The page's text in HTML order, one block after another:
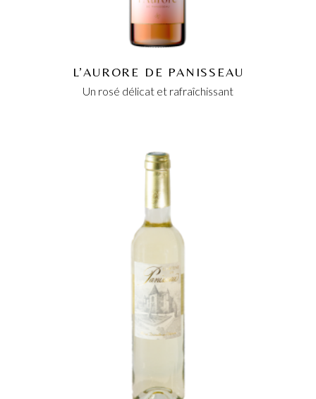
L’AURORE DE PANISSEAU
Un rosé délicat et rafraîchissant